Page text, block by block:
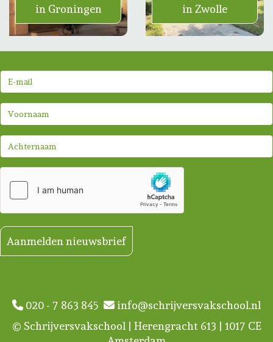
in Groningen
in Zwolle
Aanmelden nieuwsbrief
020 - 7 863 845
info@schrijversvakschool.nl
© Schrijversvakschool | Herengracht 613 | 1017 CE